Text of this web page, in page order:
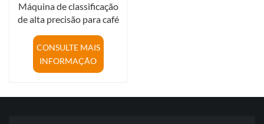
Máquina de classificação
de alta precisão para café
China
CONSULTE MAIS
INFORMAÇÃO